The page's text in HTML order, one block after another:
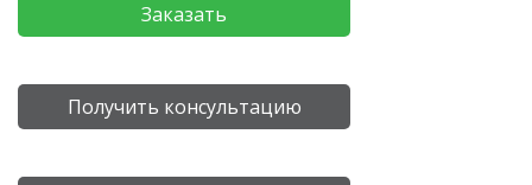
Заказать
Получить консультацию